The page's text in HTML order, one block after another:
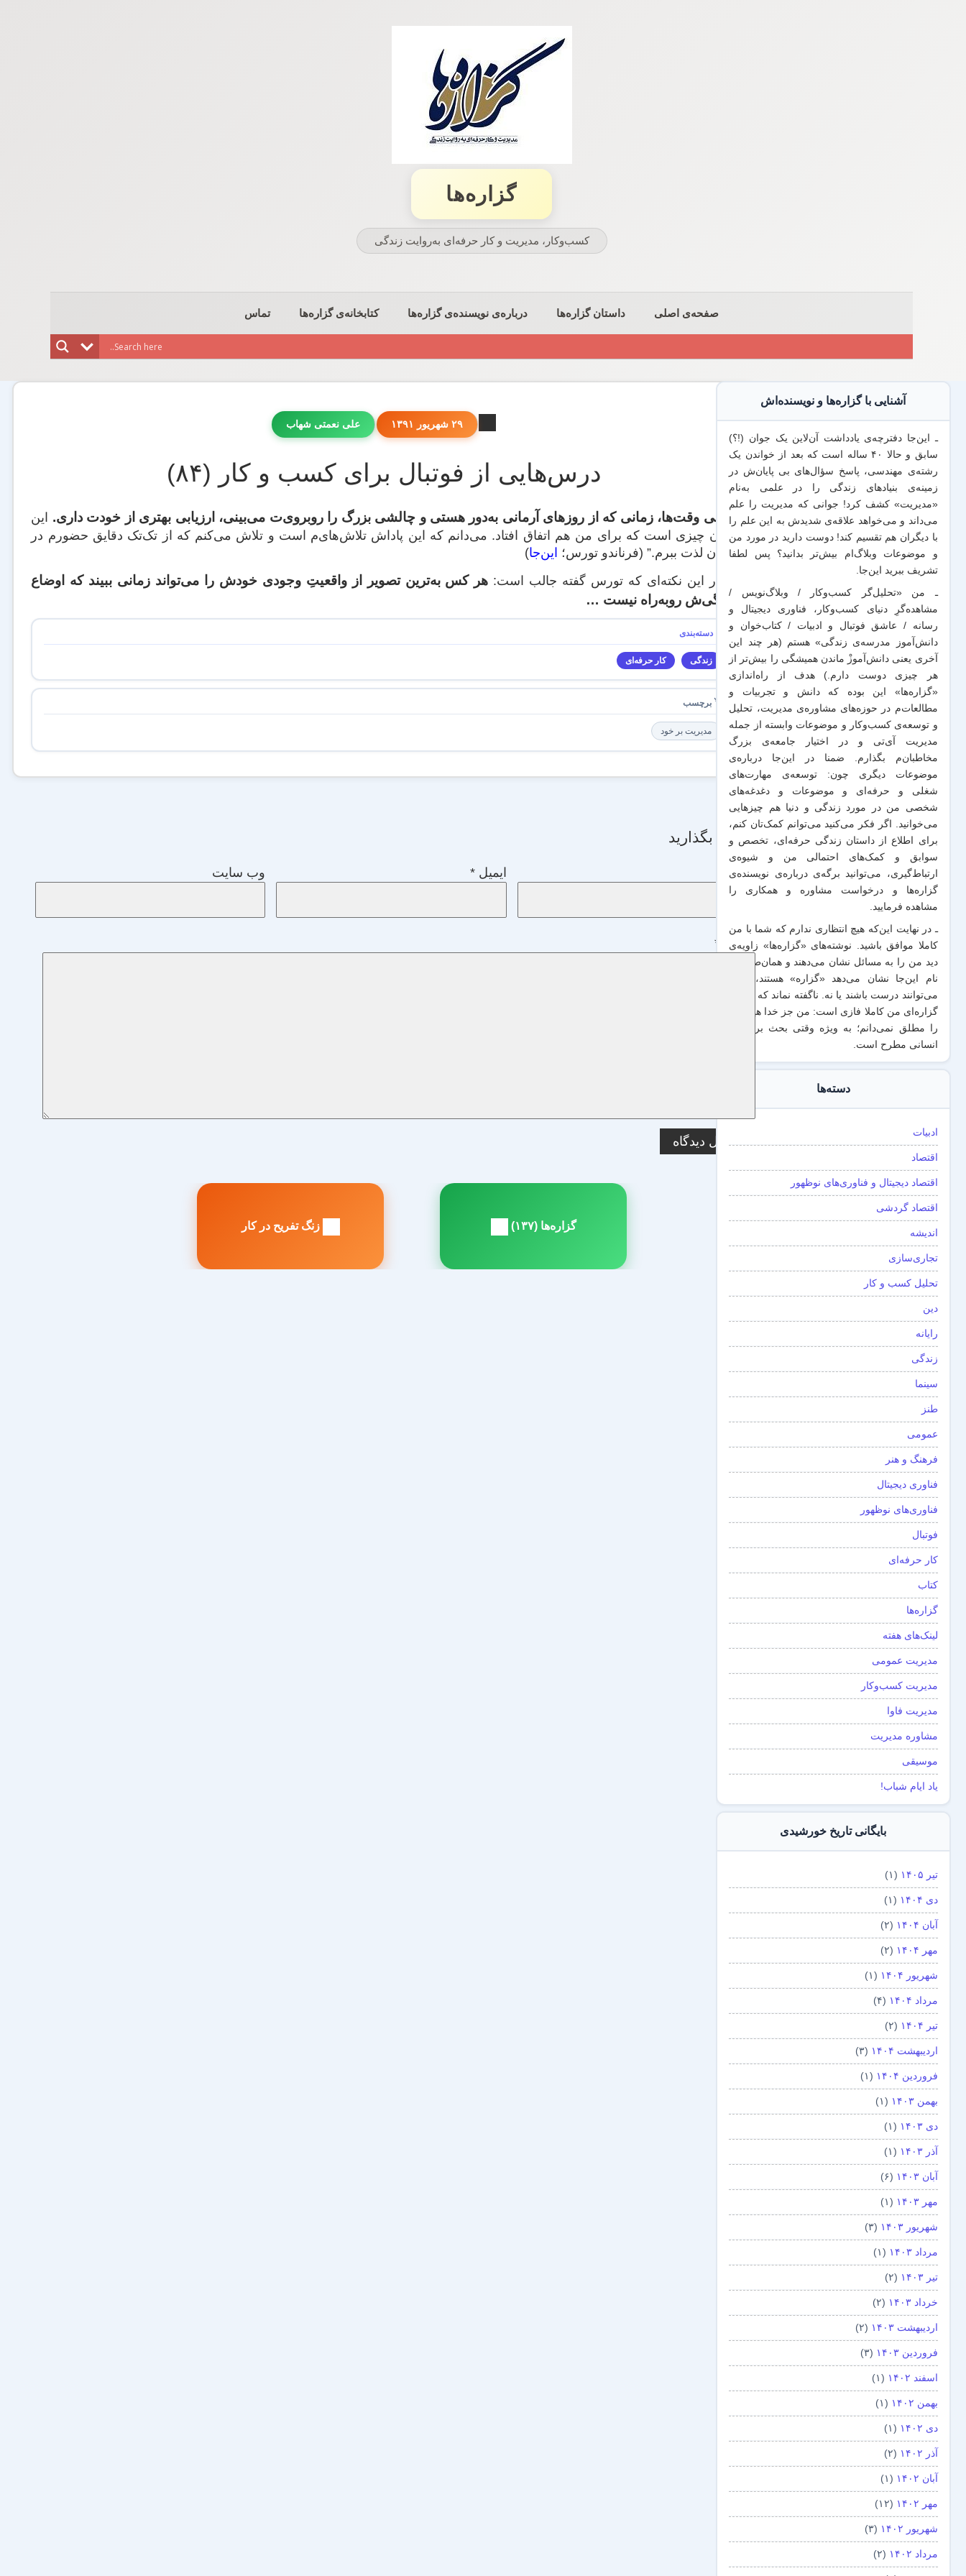
گزاره‌ها
کسب‌وکار، مدیریت و كار حرفه‌ای به‌روایت زندگی
صفحه‌ی اصلی داستان گزاره‌ها درباره‌ی نویسنده‌ی گزاره‌ها کتابخانه‌ی گزاره‌ها تماس
۲۹ شهریور ۱۳۹۱ علی نعمتی شهاب
درس‌هایی از فوتبال برای کسب و کار (۸۴)
“ خیلی وقت‌ها، زمانی که از روزهای آرمانی به‌دور هستی و چالشی بزرگ را روبروی‌ت می‌بینی، ارزیابی بهتری از خودت داری. این
همان چیزی است که برای من هم اتفاق افتاد. می‌دانم که این پاداش تلاش‌های‌م است و تلاش می‌کنم که از تک‌تک دقایق حضورم در
میدان لذت ببرم.” (فرناندو تورس؛
این‌جا)
چقدر این نکته‌ای که تورس گفته جالب است: هر کس به‌ترین تصویر از واقعیتِ وجودی خودش را می‌تواند زمانی ببیند که اوضاع
زندگی‌ش روبه‌راه نیست …
زندگی کار حرفه‌ای
مدیریت بر خود
دیدگاه بگذارید
نام ایمیل* وب‌ سایت
دیدگاه *
راهبری
مطلب
زنگ تفریح در کار
مطلب
گزاره‌ها (۱۳۷)
آشنایی با گزاره‌ها و نویسنده‌اش
ـ این‌جا دفترچه‌ی یادداشت‌ آن‌لاین یک جوان (!؟)
سابق و حالا ۴۰ ساله است که بعد از خواندن یک
رشته‌ی مهندسی، پاسخ سؤال‌های بی پایان‌ش در
زمینه‌ی بنیادهای زندگی را در علمی به‌نام
«مدیریت» کشف کرد! جوانی که مدیریت را علم
می‌داند و می‌خواهد علاقه‌ی شدیدش به این علم را
بادیگران همتقسیم کند! دوست دارید در مورد من
و موضوعات وبلاگ‌ام بیش‌تر بدانید؟ پس لطفا
تشریف ببرید این‌جا.
ـ من «تحلیل‌گر کسب‌وکار / وبلاگ‌نویس /
مشاهده‌گرِ دنیای کسب‌وکار، فناوری دیجیتال و
رسانه / عاشق فوتبال و ادبیات / کتاب‌خوان و
دانش‌آموز مدرسه‌ی زندگی» هستم (هر چند این
آخری یعنی دانش‌آموزْ ماندن همیشگی را بیش‌تر از
هر چیزی دوست دارم.) هدف از راه‌اندازی
«گزاره‌ها» این بوده که دانش و تجربیات‌ و
مطالعات‌م در حوزه‌های مشاوره‌ی مدیریت، تحلیل
و توسعه‌ی کسب‌وکار و موضوعات وابسته از جمله
مدیریت آی‌تی و در اختیار جامعه‌ی بزرگ
مخاطبان‌م بگذارم. ضمنا در این‌جا درباره‌ی
موضوعات دیگری چون: توسعه‌ی مهارت‌های
شغلی و حرفه‌ای و موضوعات و دغدغه‌های
شخصی من در مورد زندگی و دنیا هم چیزهایی
می‌خوانید. اگر فکر می‌کنید می‌توانم کمک‌تان کنم،
برای اطلاع از داستان زندگی حرفه‌ای، تخصص و
سوابق و کمک‌های احتمالی من و شیو‌ه‌ی
ارتباط‌گیری، می‌توانید برگه‌یدرباره‌ی نویسنده‌ی
گزاره‌ها و درخواست مشاوره و همکاری را
مشاهده فرمایید.
ـ در نهایت این‌که هیچ انتظاری ندارم که شما با من
کاملا موافق باشید. نوشته‌های «گزاره‌ها» زاویه‌ی
دید من را به مسائل نشان می‌دهند و همان‌طور که
نام این‌جا نشان می‌دهد «گزاره‌» هستند، یعنی
می‌توانند درست باشند یا نه. ناگفته نماند که منطق
گزاره‌ای من کاملا فازی است: من جز خدا هیچ چیز
را مطلق نمی‌دانم؛ به ویژه وقتی بحث برداشت
انسانی مطرح است.
دسته‌ها
ادبیات
اقتصاد
اقتصاد دیجیتال و فناوری‌های نوظهور
اقتصاد گردشی
اندیشه
تجاری‌سازی
تحلیل کسب و کار
دین
رایانه
زندگی
سینما
طنز
عمومی
فرهنگ و هنر
فناوری دیجیتال
فناوری‌های نوظهور
فوتبال
کار حرفه‌ای
کتاب
گزاره‌ها
لینک‌های هفته
مدیریت عمومی
مدیریت کسب‌و‌کار
مدیریت فاوا
مشاوره مدیریت
موسیقی
یاد ایام شباب!
بایگانی تاریخ خورشیدی
تیر ۱۴۰۵ (۱)
دی ۱۴۰۴ (۱)
آبان ۱۴۰۴ (۲)
مهر ۱۴۰۴ (۲)
شهریور ۱۴۰۴ (۱)
مرداد ۱۴۰۴ (۴)
تیر ۱۴۰۴ (۲)
اردیبهشت ۱۴۰۴ (۳)
فروردین ۱۴۰۴ (۱)
بهمن ۱۴۰۳ (۱)
دی ۱۴۰۳ (۱)
آذر ۱۴۰۳ (۱)
آبان ۱۴۰۳ (۶)
مهر ۱۴۰۳ (۱)
شهریور ۱۴۰۳ (۳)
مرداد ۱۴۰۳ (۱)
تیر ۱۴۰۳ (۲)
خرداد ۱۴۰۳ (۲)
اردیبهشت ۱۴۰۳ (۲)
فروردین ۱۴۰۳ (۳)
اسفند ۱۴۰۲ (۱)
بهمن ۱۴۰۲ (۱)
دی ۱۴۰۲ (۱)
آذر ۱۴۰۲ (۲)
آبان ۱۴۰۲ (۱)
مهر ۱۴۰۲ (۱۲)
شهریور ۱۴۰۲ (۳)
مرداد ۱۴۰۲ (۲)